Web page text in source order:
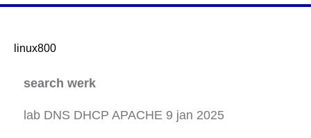
linux800
Main
search werk
lab DNS DHCP APACHE 9 jan 2025